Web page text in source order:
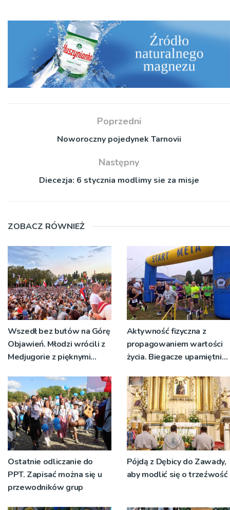
Poprzedni
Noworoczny pojedynek Tarnovii
Następny
Diecezja: 6 stycznia modlimy sie za misje
ZOBACZ RÓWNIEŻ
Wszedł bez butów na Górę
Objawień. Młodzi wrócili z
Medjugorie z pięknymi
Aktywność fizyczna z
propagowaniem wartości
życia. Biegacze upamiętnili
Ostatnie odliczanie do
PPT. Zapisać można się u
przewodników grup
Pójdą z Dębicy do Zawady,
aby modlić się o trzeźwość